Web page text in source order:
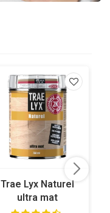
Trae Lyx Naturel
ultra mat